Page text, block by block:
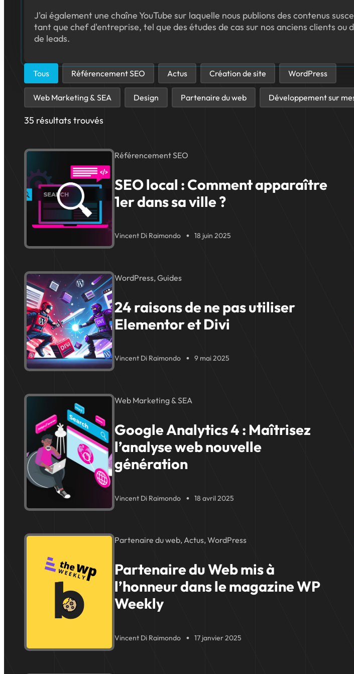
J'ai également une chaîne YouTube sur laquelle nous publions des contenus
tant que chef d'entreprise, tel que des études de cas sur nos anciens clients ou
de leads.
Trier par catégorie
Tous Référencement SEO Actus Création de site WordPress
Web Marketing & SEA Design Partenaire du web Développement sur
35 résultats trouvés
Référencement SEO
SEO local : Comment apparaître
1er dans sa ville ?
Vincent Di Raimondo 18 juin 2025
WordPress, Guides
24 raisons de ne pas utiliser
Elementor et Divi
Vincent Di Raimondo 9 mai 2025
Web Marketing & SEA
Google Analytics 4 : Maîtrisez
l’analyse web nouvelle
génération
Vincent Di Raimondo 18 avril 2025
Partenaire du web, Actus, WordPress
Partenaire du Web mis à
l’honneur dans le magazine WP
Weekly
Vincent Di Raimondo 17 janvier 2025